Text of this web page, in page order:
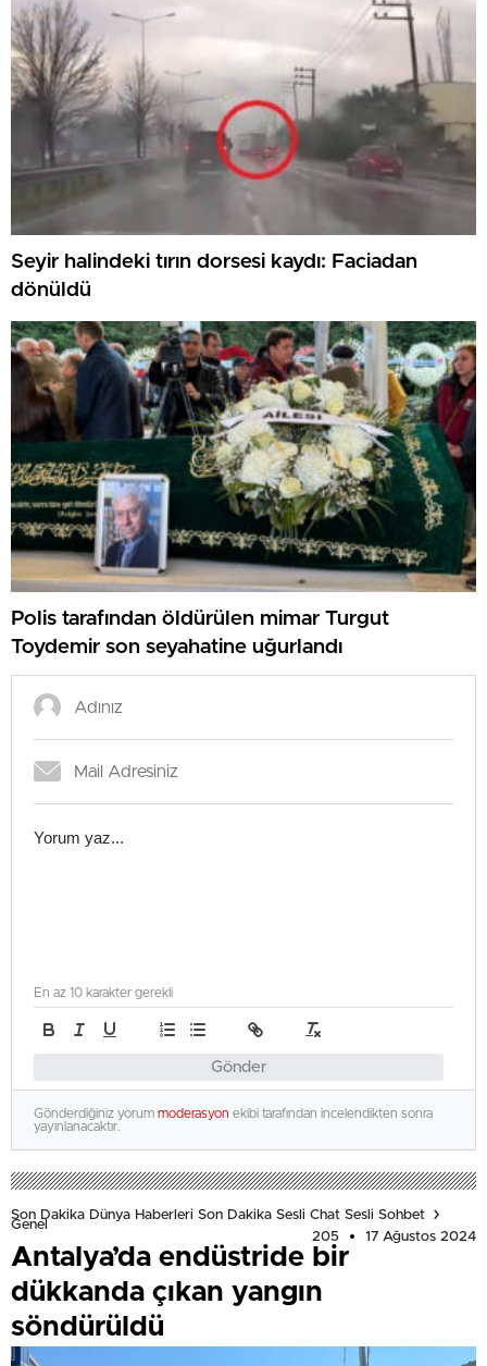
Seyir halindeki tırın dorsesi kaydı: Faciadan
dönüldü
Polis tarafından öldürülen mimar Turgut
Toydemir son seyahatine uğurlandı
Gönder
En az 10 karakter gerekli
Gönderdiğiniz yorum moderasyon ekibi tarafından incelendikten sonra
yayınlanacaktır.
Son Dakika Dünya Haberleri Son Dakika Sesli Chat Sesli Sohbet
Genel
205
17 Ağustos 2024
Antalya’da endüstride bir
dükkanda çıkan yangın
söndürüldü